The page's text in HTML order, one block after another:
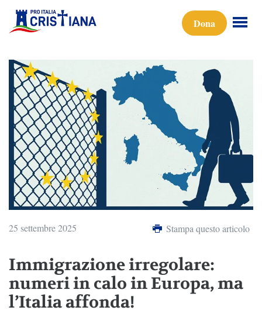
Dona
25 settembre 2025 Stampa questo articolo
Immigrazione irregolare:
numeri in calo in Europa, ma
l’Italia affonda!